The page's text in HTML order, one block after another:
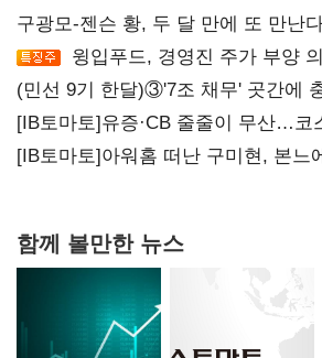
구광모-젠슨 황, 두 달 만에 또 만난
윙입푸드, 경영진 주가 부양
(민선 9기 한달)③'7조 채무' 곳간에
20년만에 '비상재정' 선언 승부수
[IB토마토]유증·CB 줄줄이 무산…코
상폐 압박
[IB토마토]아워홈 떠난 구미현, 본느
함께 볼만한 뉴스